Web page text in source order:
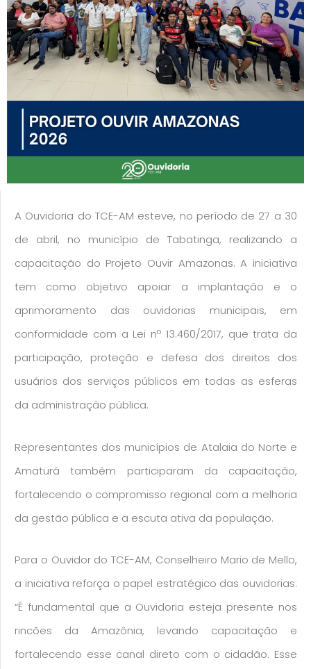
A Ouvidoria do TCE-AM esteve, no período de 27 a 30
de abril, no município de Tabatinga, realizando a
capacitação do Projeto Ouvir Amazonas. A iniciativa
tem como objetivo apoiar a implantação e o
aprimoramento das ouvidorias municipais, em
conformidade com a Lei nº 13.460/2017, que trata da
participação, proteção e defesa dos direitos dos
usuários dos serviços públicos em todas as esferas
da administração pública.
Representantes dos municípios de Atalaia do Norte e
Amaturá também participaram da capacitação,
fortalecendo o compromisso regional com a melhoria
da gestão pública e a escuta ativa da população.
Para o Ouvidor do TCE-AM, Conselheiro Mario de Mello,
a iniciativa reforça o papel estratégico das ouvidorias:
“É fundamental que a Ouvidoria esteja presente nos
rincões da Amazônia, levando capacitação e
fortalecendo esse canal direto com o cidadão. Esse